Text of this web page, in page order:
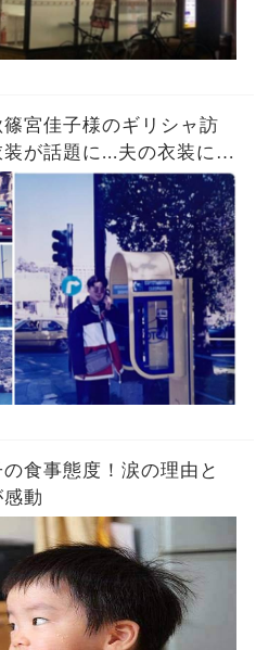
宮佳子様のギリシャ訪
が話題に...夫の衣装に隠
食事態度！涙の理由と
動